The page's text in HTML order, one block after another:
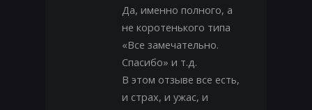
Да, именно полного, а
не коротенького типа
«Все замечательно.
Спасибо» и т.д.
В этом отзыве все есть,
и страх, и ужас, и